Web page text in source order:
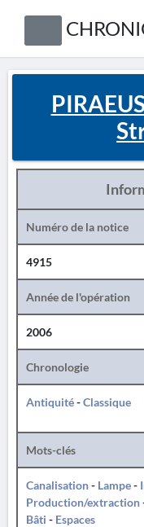
Numéro de la notice
4915
Année de l'opération
2006
Chronologie
Antiquité-Classique
Mots-clés
Canalisation- Lampe-
Production/extraction
Bâti - Espaces